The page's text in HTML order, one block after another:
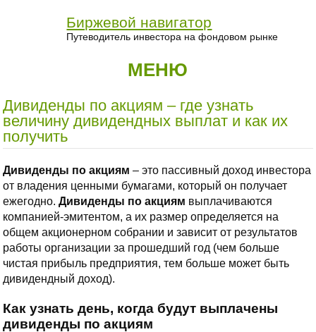
Биржевой навигатор
Путеводитель инвестора на фондовом рынке
МЕНЮ
Дивиденды по акциям – где узнать
величину дивидендных выплат и как их
получить
Дивиденды по акциям – это пассивный доход инвестора
от владения ценными бумагами, который он получает
ежегодно.Дивиденды по акциям выплачиваются
компанией-эмитентом, а их размер определяется на
общем акционерном собрании и зависит от результатов
работы организации за прошедший год (чем больше
чистая прибыль предприятия, тем больше может быть
дивидендный доход).
Как узнать день, когда будут выплачены
дивиденды по акциям